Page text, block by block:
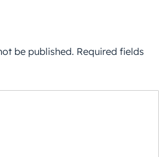
be published. Required fields